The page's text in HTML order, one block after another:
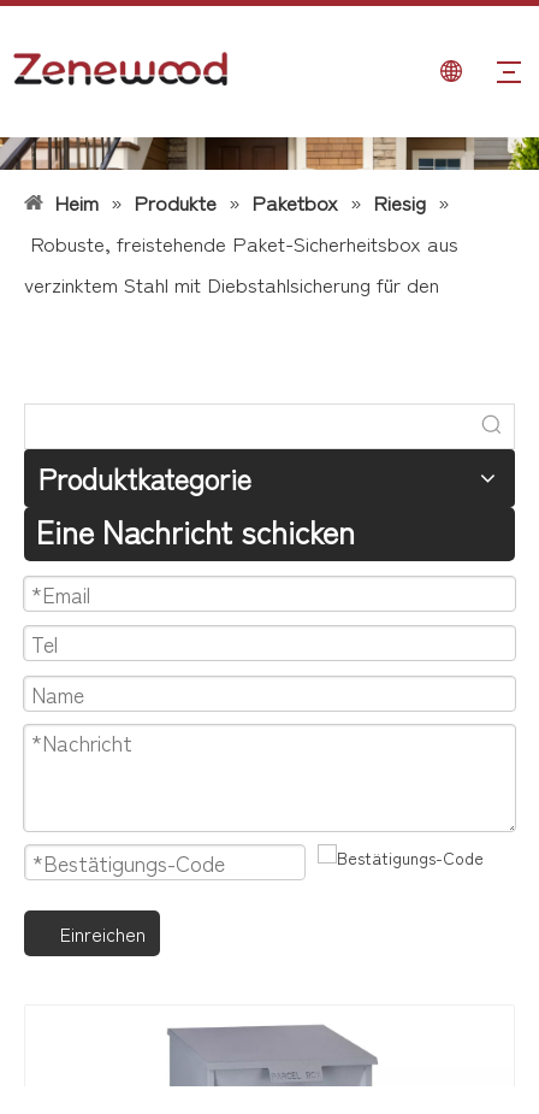
Heim » Produkte » Paketbox » Riesig »
Robuste, freistehende Paket-Sicherheitsbox aus
verzinktem Stahl mit Diebstahlsicherung für den
Produktkategorie
Eine Nachricht schicken
Einreichen